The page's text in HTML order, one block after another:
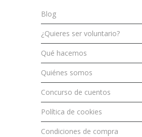
Blog
¿Quieres ser voluntario?
Qué hacemos
Quiénes somos
Concurso de cuentos
Política de cookies
Condiciones de compra